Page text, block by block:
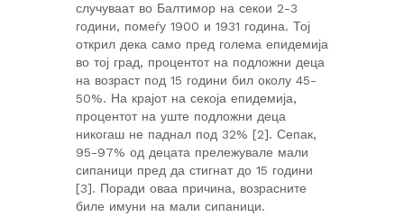
случуваат во Балтимор на секои 2-3
години, помеѓу 1900 и 1931 година. Тој
открил дека само пред голема епидемија
во тој град, процентот на подложни деца
на возраст под 15 години бил околу 45-
50%. На крајот на секоја епидемија,
процентот на уште подложни деца
никогаш не паднал под 32% [2]. Сепак,
95-97% од децата прележувале мали
сипаници пред да стигнат до 15 години
[3]. Поради оваа причина, возрасните
биле имуни на мали сипаници.